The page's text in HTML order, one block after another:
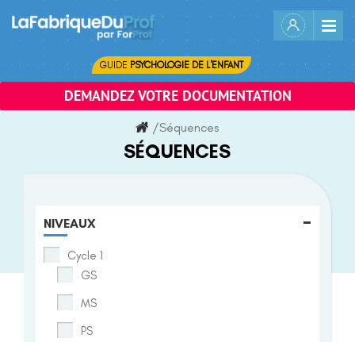
content
GUIDE PSYCHOLOGIE DE L'ENFANT
DEMANDEZ VOTRE DOCUMENTATION
/Séquences
SÉQUENCES
NIVEAUX -
Cycle 1
GS
MS
PS